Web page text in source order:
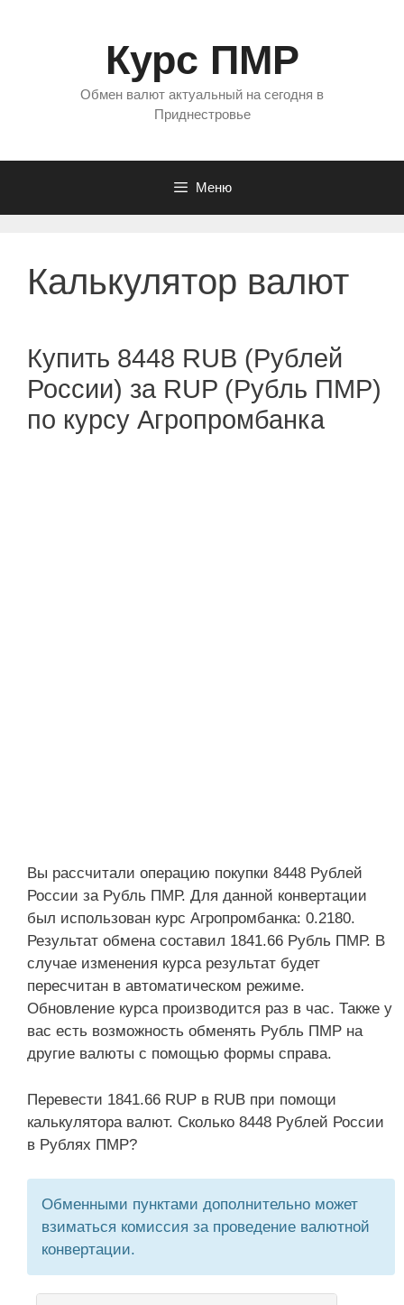
Курс ПМР
Обмен валют актуальный на сегодня в
Приднестровье
Меню
Калькулятор валют
Купить 8448 RUB (Рублей
России) за RUP (Рубль ПМР)
по курсу Агропромбанка
Вы рассчитали операцию покупки 8448 Рублей
России за Рубль ПМР. Для данной конвертации
был использован курс Агропромбанка: 0.2180.
Результат обмена составил 1841.66 Рубль ПМР. В
случае изменения курса результат будет
пересчитан в автоматическом режиме.
Обновление курса производится раз в час. Также у
вас есть возможность обменять Рубль ПМР на
другие валюты с помощью формы справа.
Перевести 1841.66 RUP в RUB при помощи
калькулятора валют. Сколько 8448 Рублей России
в Рублях ПМР?
Обменными пунктами дополнительно может
взиматься комиссия за проведение валютной
конвертации.